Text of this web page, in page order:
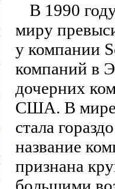
В 1990
миру
у компании
компаний в
дочерних
США. В мире
стала
название
признана